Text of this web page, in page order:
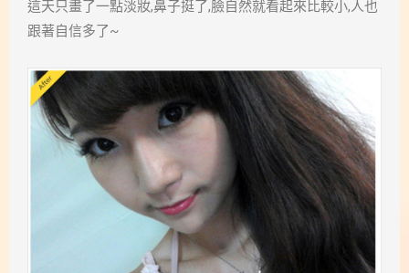
這天只畫了一點淡妝,鼻子挺了,臉自然就看起來比較小,人也
跟著自信多了~